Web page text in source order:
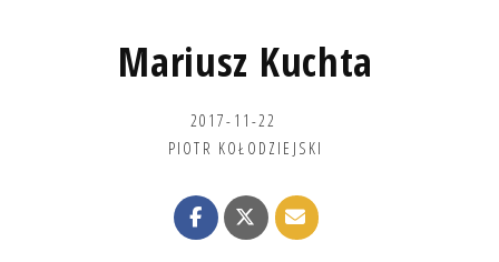
Mariusz Kuchta
2017-11-22
PIOTR KOŁODZIEJSKI